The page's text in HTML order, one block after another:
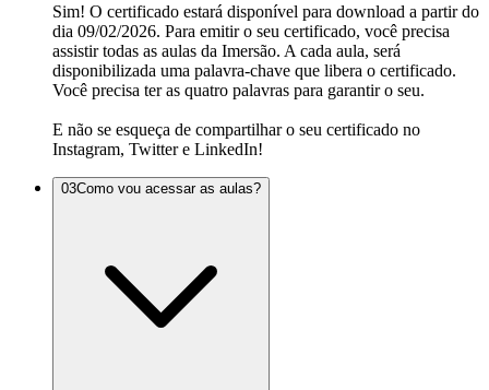
Sim! O certificado estará disponível para download a partir do
dia 09/02/2026. Para emitir o seu certificado, você precisa
assistir todas as aulas da Imersão. A cada aula, será
disponibilizada uma palavra-chave que libera o certificado.
Você precisa ter as quatro palavras para garantir o seu.
E não se esqueça de compartilhar o seu certificado no
Instagram, Twitter e LinkedIn!
03Como vou acessar as aulas?